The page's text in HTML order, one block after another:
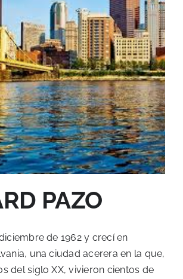
PAZO
de 1962 y crecí en
una ciudad acerera en la que,
del siglo XX, vivieron cientos de